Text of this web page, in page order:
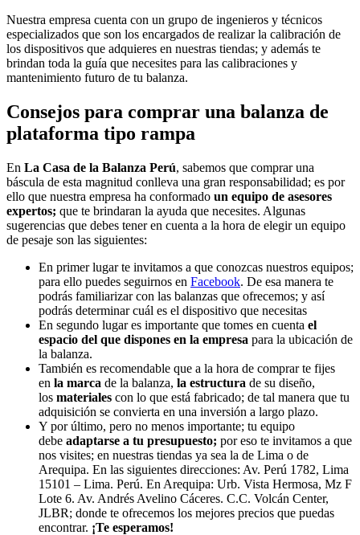
Nuestra empresa cuenta con un grupo de ingenieros y técnicos
especializados que son los encargados de realizar la calibración de
los dispositivos que adquieres en nuestras tiendas; y además te
brindan toda la guía que necesites para las calibraciones y
mantenimiento futuro de tu balanza.
Consejos para comprar una balanza de
plataforma tipo rampa
En La Casa de la Balanza Perú, sabemos que comprar una
báscula de esta magnitud conlleva una gran responsabilidad; es por
ello que nuestra empresa ha conformado un equipo de asesores
expertos; que te brindaran la ayuda que necesites. Algunas
sugerencias que debes tener en cuenta a la hora de elegir un equipo
de pesaje son las siguientes:
En primer lugar te invitamos a que conozcas nuestros equipos;
para ello puedes seguirnos en Facebook. De esa manera te
podrás familiarizar con las balanzas que ofrecemos; y así
podrás determinar cuál es el dispositivo que necesitas
En segundo lugar es importante que tomes en cuenta el
espacio del que dispones en la empresa para la ubicación de
la balanza.
También es recomendable que a la hora de comprar te fijes
en la marca de la balanza, la estructura de su diseño,
los materiales con lo que está fabricado; de tal manera que tu
adquisición se convierta en una inversión a largo plazo.
Y por último, pero no menos importante; tu equipo
debe adaptarse a tu presupuesto; por eso te invitamos a que
nos visites; en nuestras tiendas ya sea la de Lima o de
Arequipa. En las siguientes direcciones: Av. Perú 1782, Lima
15101 – Lima. Perú. En Arequipa: Urb. Vista Hermosa, Mz F
Lote 6. Av. Andrés Avelino Cáceres. C.C. Volcán Center,
JLBR; donde te ofrecemos los mejores precios que puedas
encontrar. ¡Te esperamos!